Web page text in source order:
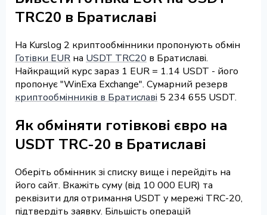
TRC20 в Братиславі
На Kurslog 2 криптообмінники пропонують обмін
Готівки EUR на USDT TRC20 в Братиславі.
Найкращий курс зараз 1 EUR = 1.14 USDT - його
пропонує "WinExa Exchange". Сумарний резерв
криптообмінників в Братиславі 5 234 655 USDT.
Як обміняти готівкові євро на
USDT TRC-20 в Братиславі
Оберіть обмінник зі списку вище і перейдіть на
його сайт. Вкажіть суму (від 10 000 EUR) та
реквізити для отримання USDT у мережі TRC-20,
підтвердіть заявку. Більшість операцій